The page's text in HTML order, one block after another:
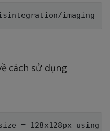
cách sử dụng
= 128x128px using